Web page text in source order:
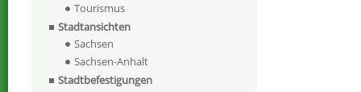
Tourismus
Stadtansichten
Sachsen
Sachsen-Anhalt
Stadtbefestigungen